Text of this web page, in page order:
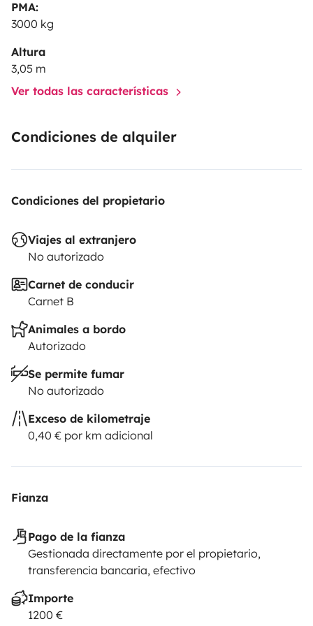
Contacta con nosotros para reservar tu próxima
aventura. ¡Las carreteras y paisajes desconocidos te
PMA:
3000 kg
Altura
3,05 m
Ver todas las características
Condiciones de alquiler
Condiciones del propietario
Viajes al extranjero
No autorizado
Carnet de conducir
Carnet B
Animales a bordo
Autorizado
Se permite fumar
No autorizado
Exceso de kilometraje
0,40 € por km adicional
Fianza
Pago de la fianza
Gestionada directamente por el propietario,
transferencia bancaria, efectivo
Importe
1200 €